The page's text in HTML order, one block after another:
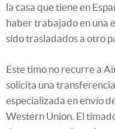
la casa que tiene en
haber trabajado en una
sido trasladados a otro
Este timo no recurre a
solicita una
especializada en envío
Western Union. El